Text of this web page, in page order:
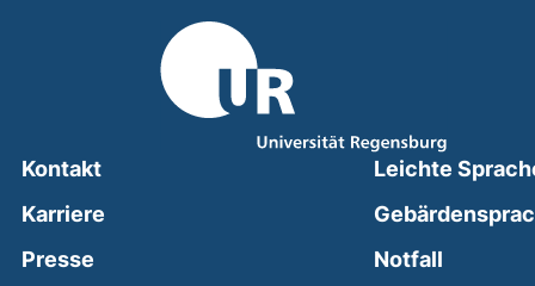
Kontakt
Karriere
Presse
Leichte
Notfall